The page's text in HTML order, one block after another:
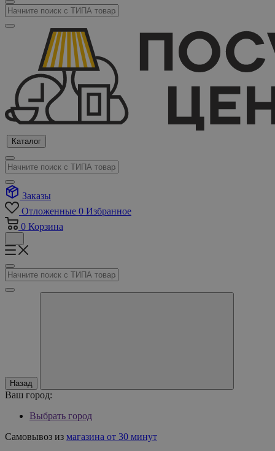
Каталог
Заказы
Отложенные 0 Избранное
0 Корзина
Назад
Ваш город:
Выбрать город
Самовывоз из магазина от 30 минут